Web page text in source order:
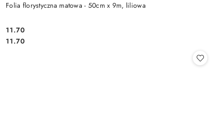
Folia florystyczna matowa - 50cm x 9m, liliowa
Cena:
11.70
Cena:
11.70